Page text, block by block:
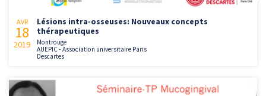
AVR
18
2019
Lésions intra-osseuses: Nouveaux concepts
thérapeutiques
Montrouge
AUEPIC - Association universitaire Paris
Descartes